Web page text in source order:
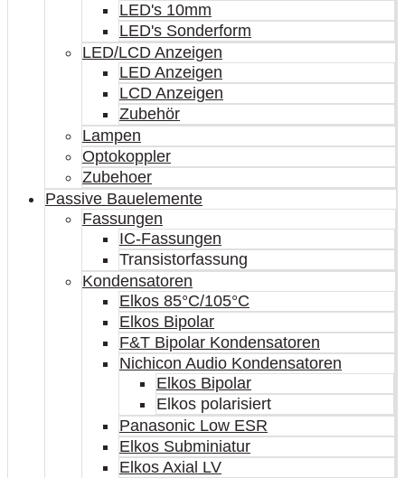
LED's 10mm
LED's Sonderform
LED/LCD Anzeigen
LED Anzeigen
LCD Anzeigen
Zubehör
Lampen
Optokoppler
Zubehoer
Passive Bauelemente
Fassungen
IC-Fassungen
Transistorfassung
Kondensatoren
Elkos 85°C/105°C
Elkos Bipolar
F&T Bipolar Kondensatoren
Nichicon Audio Kondensatoren
Elkos Bipolar
Elkos polarisiert
Panasonic Low ESR
Elkos Subminiatur
Elkos Axial LV